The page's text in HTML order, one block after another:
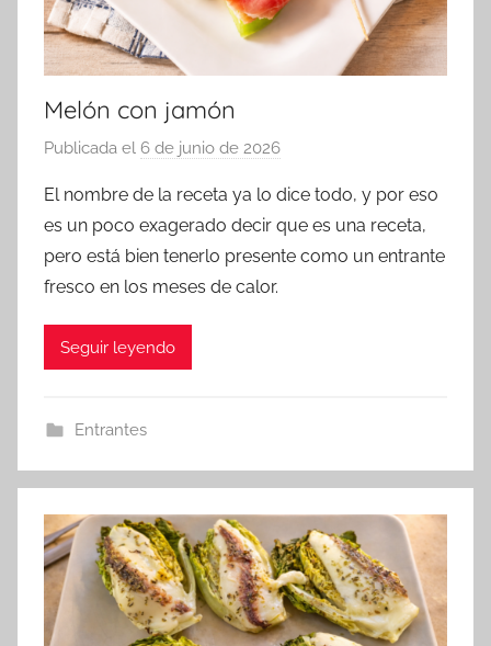
Melón con jamón
Publicada el 6 de junio de 2026
r
a
d
El nombre de la receta ya lo dice todo, y por eso
es un poco exagerado decir que es una receta,
pero está bien tenerlo presente como un entrante
fresco en los meses de calor.
Seguir leyendo
Entrantes